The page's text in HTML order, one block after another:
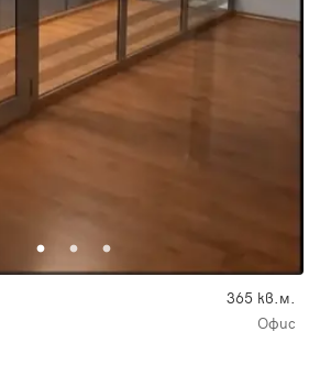
365 кв.м.
Офис